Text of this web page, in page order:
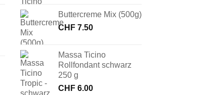
Buttercreme Mix (500g)
CHF 7.50
Massa Ticino
Rollfondant schwarz
250 g
CHF 6.00